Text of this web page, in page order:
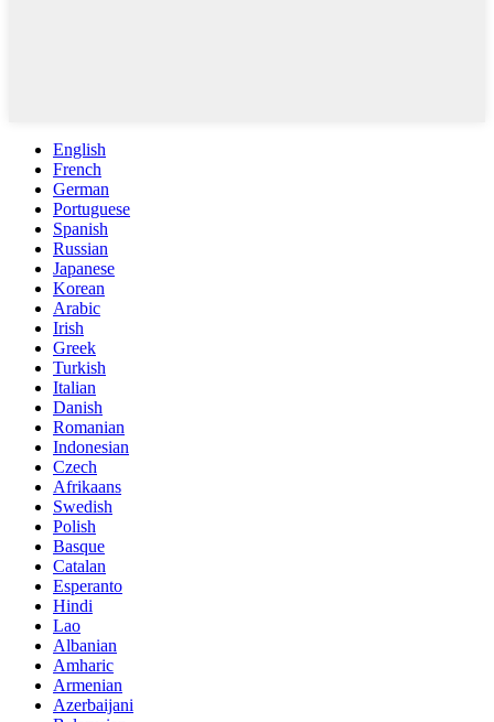
English
French
German
Portuguese
Spanish
Russian
Japanese
Korean
Arabic
Irish
Greek
Turkish
Italian
Danish
Romanian
Indonesian
Czech
Afrikaans
Swedish
Polish
Basque
Catalan
Esperanto
Hindi
Lao
Albanian
Amharic
Armenian
Azerbaijani